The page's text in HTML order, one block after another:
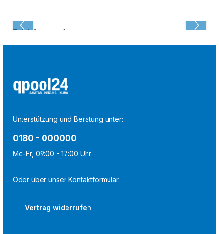
Zuletzt angesehen:
Unterstützung und Beratung unter:
0180 - 000000
Mo-Fr, 09:00 - 17:00 Uhr
Oder über unserKontaktformular.
Vertrag widerrufen